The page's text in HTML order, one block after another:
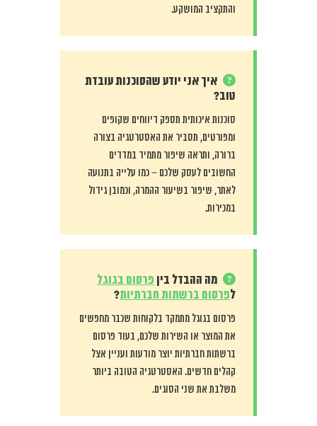
והתקציב המושקע.
איך אני יודע שהסוכנות עובדת
טוב?
סוכנות איכותית תספק דיווחים שקופים
ומפורטים, תסביר את האסטרטגיה בצורה
ברורה, ותראה שיפור מתמיד במדדים
החשובים לעסק שלכם – כמו עלייה בתנועה
לאתר, שיפור בשיעור ההמרה, וכמובן גידול
במכירות.
מה ההבדל בין פרסום בגוגל
לפרסום ברשתות חברתיות?
פרסום בגוגל מתמקד בלקוחות שכבר מחפשים
את המוצר או השירות שלכם, בעוד פרסום
ברשתות חברתיות יוצר מודעות ועניין אצל
קהלים חדשים. האסטרטגיה הטובה ביותר
משלבת את שני הסוגים.